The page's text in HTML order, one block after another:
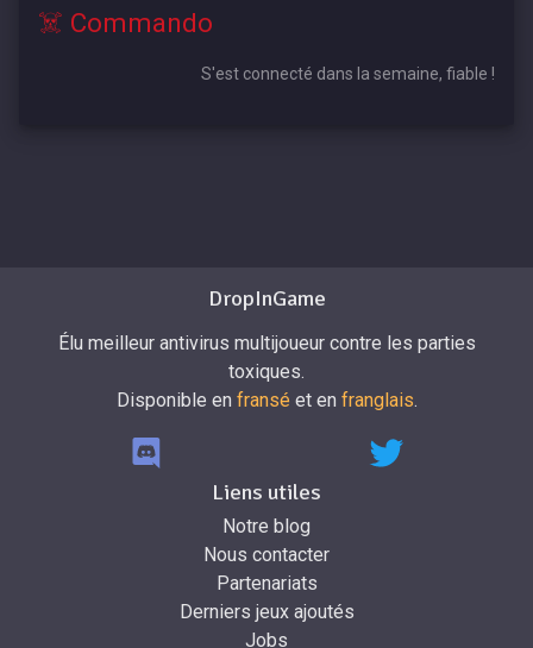
☠️ Commando
S'est connecté dans la semaine, fiable !
DropInGame
Élu meilleur antivirus multijoueur contre les parties
toxiques.
Disponible en fransé et en franglais.
Liens utiles
Notre blog
Nous contacter
Partenariats
Derniers jeux ajoutés
Jobs